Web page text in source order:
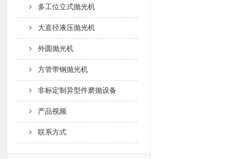
多工位立式抛光机
大直径液压抛光机
外圆抛光机
方管带钢抛光机
非标定制异型件磨抛设备
产品视频
联系方式